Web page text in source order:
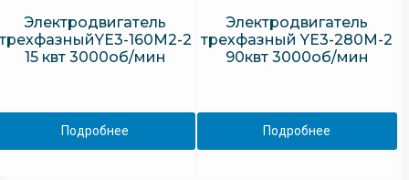
Электродвигатель
160M2-2
15 квт 3000об/мин
Подробнее
Электродвигатель
трехфазный YE3-280M-2
90квт 3000об/мин
Подробнее